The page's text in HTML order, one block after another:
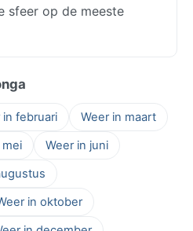
sfeer op de meeste
in februari
Weer in maart
mei
Weer in juni
in oktober